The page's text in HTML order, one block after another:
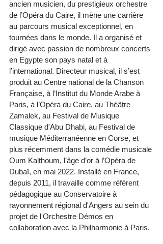
ancien musicien, du prestigieux orchestre
de l’Opéra du Caire, il mène une carrière
au parcours musical exceptionnel, en
tournées dans le monde. Il a organisé et
dirigé avec passion de nombreux concerts
en Egypte son pays natal et à
l’international. Directeur musical, il s’est
produit au Centre national de la Chanson
Française, à l’Institut du Monde Arabe à
Paris, à l’Opéra du Caire, au Théâtre
Zamalek, au Festival de Musique
Classique d'Abu Dhabi, au Festival de
musique Méditerranéenne en Corse, et
plus récemment dans la comédie musicale
Oum Kalthoum, l’âge d’or à l’Opéra de
Dubaï, en mai 2022. Installé en France,
depuis 2011, il travaille comme référent
pédagogique au Conservatoire à
rayonnement régional d'Angers au sein du
projet de l'Orchestre Démos en
collaboration avec la Philharmonie à Paris.